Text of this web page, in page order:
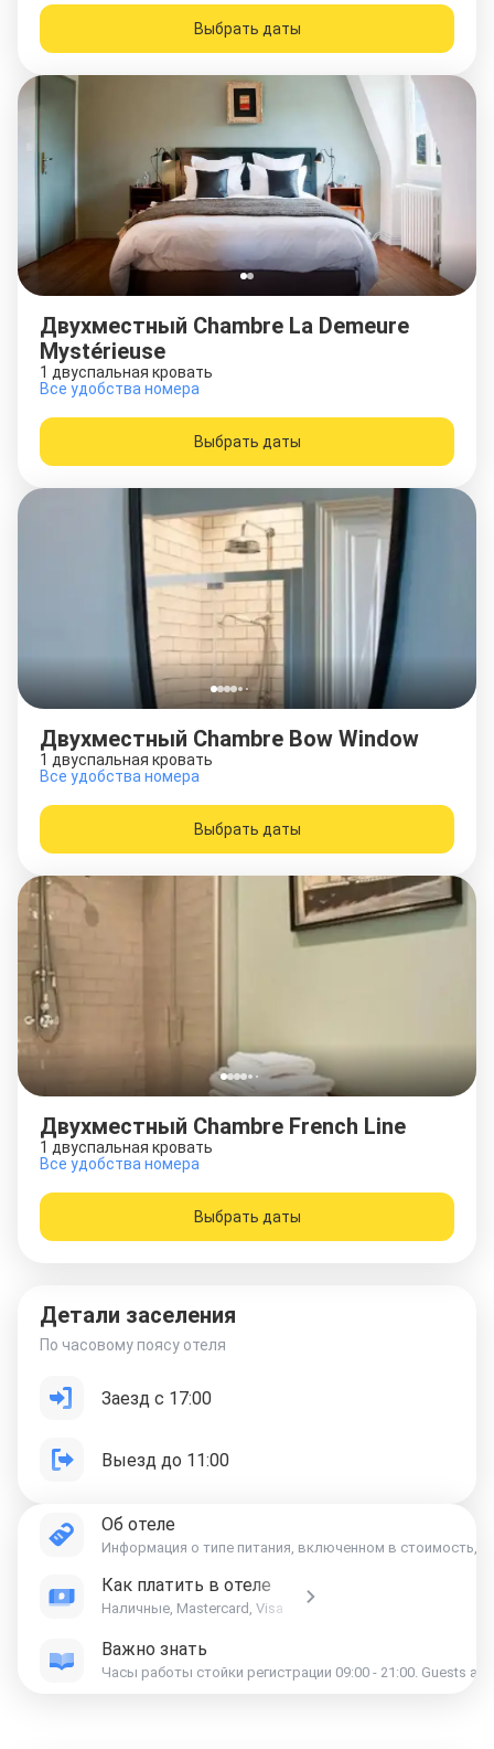
Выбрать даты
Двухместный Chambre La Demeure
Mystérieuse
1 двуспальная кровать
Все удобства номера
Выбрать даты
Двухместный Chambre Bow Window
1 двуспальная кровать
Все удобства номера
Выбрать даты
Двухместный Chambre French Line
1 двуспальная кровать
Все удобства номера
Выбрать даты
Детали заселения
По часовому поясу отеля
Заезд с 17:00
Выезд до 11:00
Об отеле
Информация о типе питания, включенном в стоимость,
Как платить в отеле
Наличные, Mastercard, Visa
Важно знать
Часы работы